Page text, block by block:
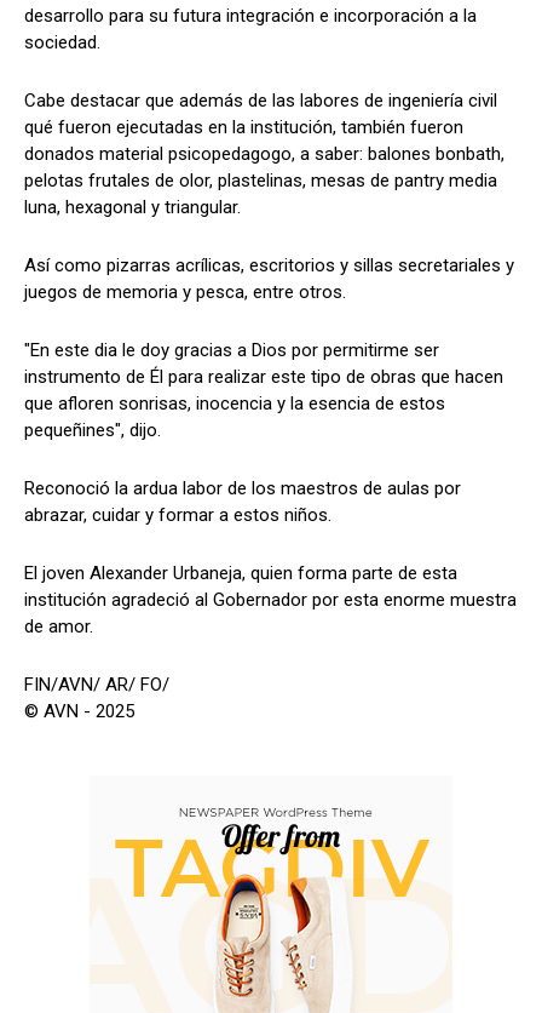
desarrollo para su futura integración e incorporación a la
sociedad.
Cabe destacar que además de las labores de ingeniería civil
qué fueron ejecutadas en la institución, también fueron
donados material psicopedagogo, a saber: balones bonbath,
pelotas frutales de olor, plastelinas, mesas de pantry media
luna, hexagonal y triangular.
Así como pizarras acrílicas, escritorios y sillas secretariales y
juegos de memoria y pesca, entre otros.
"En este dia le doy gracias a Dios por permitirme ser
instrumento de Él para realizar este tipo de obras que hacen
que afloren sonrisas, inocencia y la esencia de estos
pequeñines", dijo.
Reconoció la ardua labor de los maestros de aulas por
abrazar, cuidar y formar a estos niños.
El joven Alexander Urbaneja, quien forma parte de esta
institución agradeció al Gobernador por esta enorme muestra
de amor.
FIN/AVN/ AR/ FO/
© AVN - 2025